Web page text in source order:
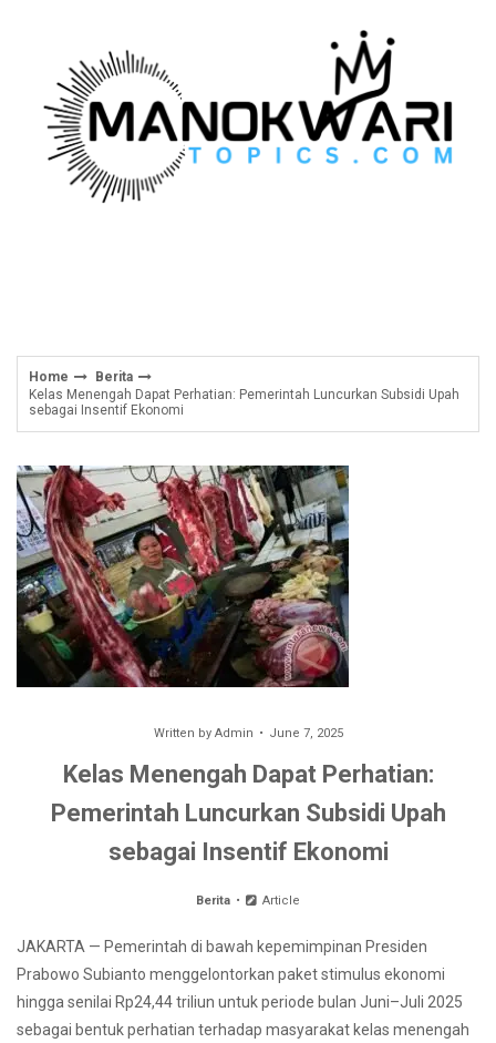
Home
Berita
Kelas Menengah Dapat Perhatian: Pemerintah Luncurkan Subsidi Upah
sebagai Insentif Ekonomi
Written by Admin June 7, 2025
Kelas Menengah Dapat Perhatian:
Pemerintah Luncurkan Subsidi Upah
sebagai Insentif Ekonomi
Berita Article
JAKARTA — Pemerintah di bawah kepemimpinan Presiden
Prabowo Subianto menggelontorkan paket stimulus ekonomi
hingga senilai Rp24,44 triliun untuk periode bulan Juni–Juli 2025
sebagai bentuk perhatian terhadap masyarakat kelas menengah